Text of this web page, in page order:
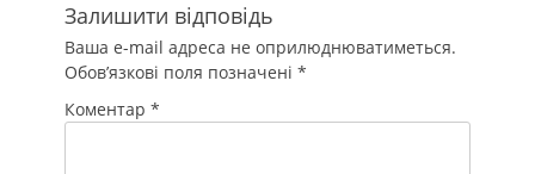
Залишити відповідь
Ваша e-mail адреса не оприлюднюватиметься.
Обов’язкові поля позначені *
Коментар *